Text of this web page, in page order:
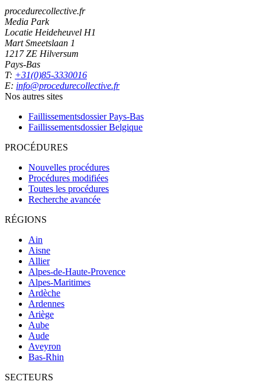
procedurecollective.fr
Media Park
Locatie Heideheuvel H1
Mart Smeetslaan 1
1217 ZE Hilversum
Pays-Bas
T: +31(0)85-3330016
E: info@procedurecollective.fr
Nos autres sites
Faillissementsdossier Pays-Bas
Faillissementsdossier Belgique
PROCÉDURES
Nouvelles procédures
Procédures modifiées
Toutes les procédures
Recherche avancée
RÉGIONS
Ain
Aisne
Allier
Alpes-de-Haute-Provence
Alpes-Maritimes
Ardèche
Ardennes
Ariège
Aube
Aude
Aveyron
Bas-Rhin
SECTEURS